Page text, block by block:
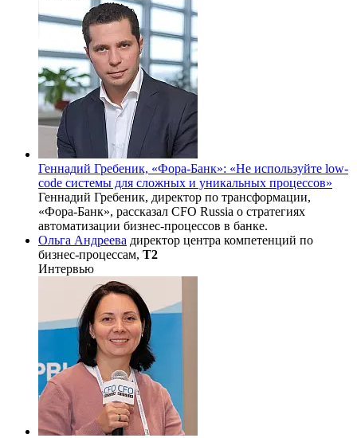
Геннадий Гребеник, «Фора-Банк»: «Не используйте low-
code системы для сложных и уникальных процессов»
Геннадий Гребеник, директор по трансформации,
«Фора-Банк», рассказал CFO Russia о стратегиях
автоматизации бизнес-процессов в банке.
Ольга Андреева директор центра компетенций по
бизнес-процессам, Т2
Интервью